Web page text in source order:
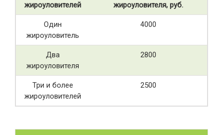
жироуловителей
жироуловителя, руб.
Один
жироуловитель
4000
Два
жироуловителя
2800
Три и более
жироуловителей
2500